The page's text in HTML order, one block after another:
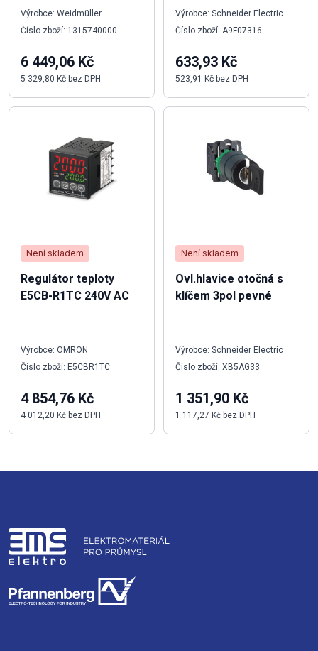
Výrobce: Weidmüller
Číslo zboží: 1315740000
6 449,06 Kč
5 329,80 Kč bez DPH
Není skladem
Regulátor teploty
E5CB-R1TC 240V AC
Výrobce: OMRON
Číslo zboží: E5CBR1TC
4 854,76 Kč
4 012,20 Kč bez DPH
Výrobce: Schneider Electric
Číslo zboží: A9F07316
633,93 Kč
523,91 Kč bez DPH
Není skladem
Ovl.hlavice otočná s
klíčem 3pol pevné
Výrobce: Schneider Electric
Číslo zboží: XB5AG33
1 351,90 Kč
1 117,27 Kč bez DPH